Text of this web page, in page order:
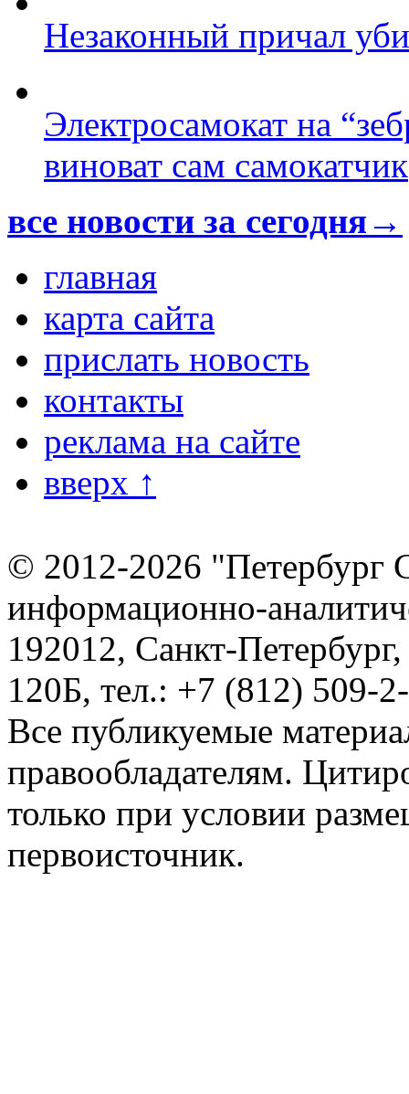
Незаконный причал
Электросамокат на
виноват сам самокатчик
все новости за сегодня→
главная
карта сайта
прислать новость
контакты
реклама на сайте
вверх ↑
© 2012-2026 "Петербург
информационно-
192012, Санкт-
120Б, тел.: +7 (812) 509-
Все публикуемые
правообладателям.
только при условии
первоисточник.